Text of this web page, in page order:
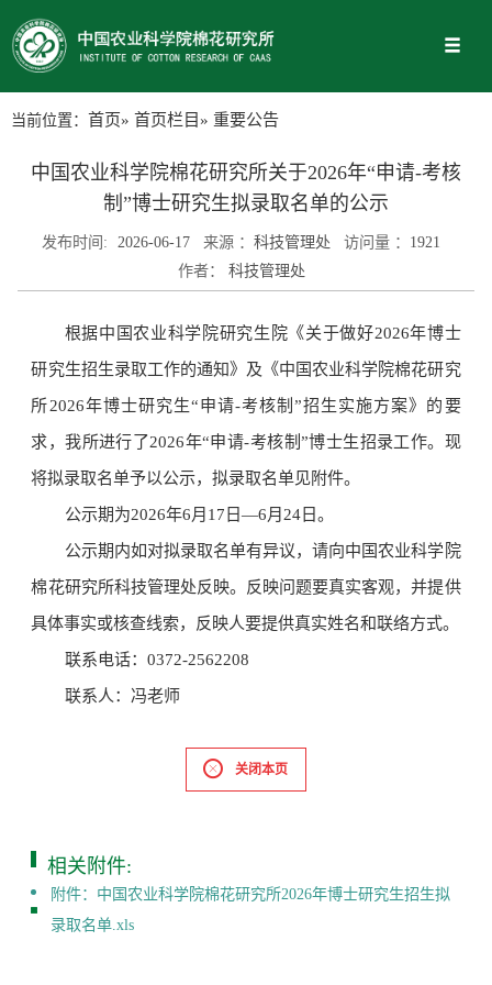
当前位置： 首页» 首页栏目» 重要公告
中国农业科学院棉花研究所关于2026年“申请-考核
制”博士研究生拟录取名单的公示
发布时间: 2026-06-17 来源 ： 科技管理处 访问量 ： 1921
作者：
科技管理处
根据中国农业科学院研究生院《关于做好2026年博士
研究生招生录取工作的通知》及《中国农业科学院棉花研究
所2026年博士研究生“申请-考核制”招生实施方案》的要
求，我所进行了2026年“申请-考核制”博士生招录工作。现
将拟录取名单予以公示，拟录取名单见附件。
公示期为2026年6月17日—6月24日。
公示期内如对拟录取名单有异议，请向中国农业科学院
棉花研究所科技管理处反映。反映问题要真实客观，并提供
具体事实或核查线索，反映人要提供真实姓名和联络方式。
联系电话：0372-2562208
联系人：冯老师
关闭本页
相关附件:
附件：中国农业科学院棉花研究所2026年博士研究生招生拟
录取名单.xls